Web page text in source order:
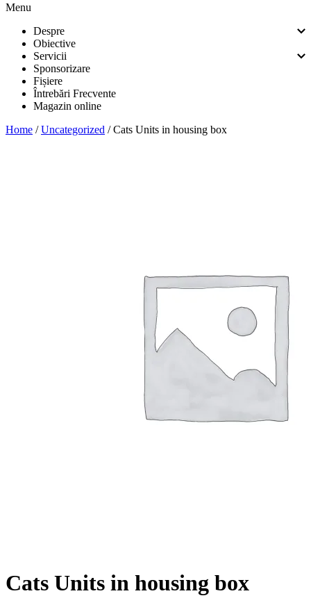
Menu
Despre
Obiective
Servicii
Sponsorizare
Fișiere
Întrebări Frecvente
Magazin online
Home /Uncategorized / Cats Units in housing box
Cats Units in housing box